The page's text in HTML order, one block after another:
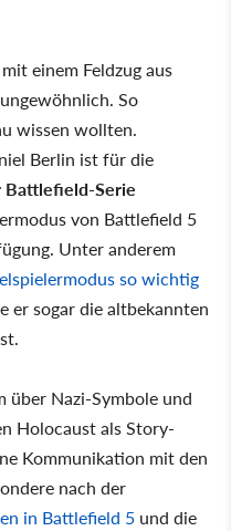
einem Feldzug aus
So
wissen wollten.
Berlin ist für die
Serie
von Battlefield 5
Unter anderem
so wichtig
er sogar die altbekannten
über Nazi-Symbole und
Holocaust als Story-
Kommunikation mit den
nach der
in Battlefield 5 und die